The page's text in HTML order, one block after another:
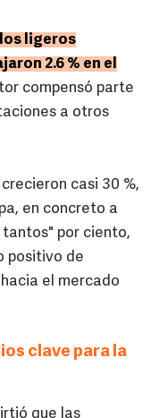
ligeros
2.6 % en el
compensó parte
a otros
casi 30 %,
en concreto a
tantos" por ciento,
positivo de
el mercado
clave para la
que las